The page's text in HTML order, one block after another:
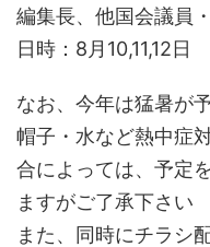
編集長、他国会議員
日時：8月10,11,12日
なお、今年は猛暑が
帽子・水など熱中症
合によっては、予定
ますがご了承下さい
また、同時にチラシ